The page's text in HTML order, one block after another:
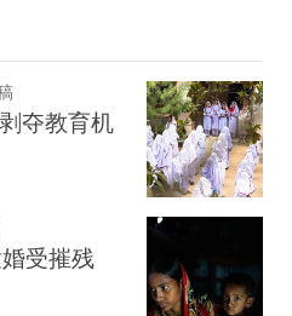
夺教育机
受摧残